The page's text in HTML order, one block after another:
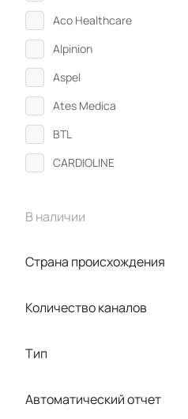
Aco Healthcare
Alpinion
Aspel
Ates Medica
BTL
CARDIOLINE
CHEST
COMEN
В наличии
Страна происхождения
Количество каналов
Тип
Автоматический отчет